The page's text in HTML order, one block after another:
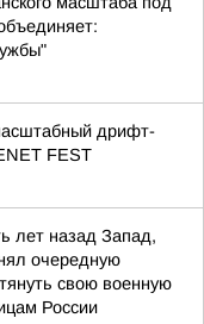
дрифт-
FEST
лет назад Запад,
очередную
свою военную
России